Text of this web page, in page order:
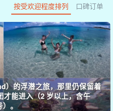
按受欢迎程度排列 口碑订单
）的浮潜之旅，那里仍保留着
才能进入（2 岁以上，含午
。